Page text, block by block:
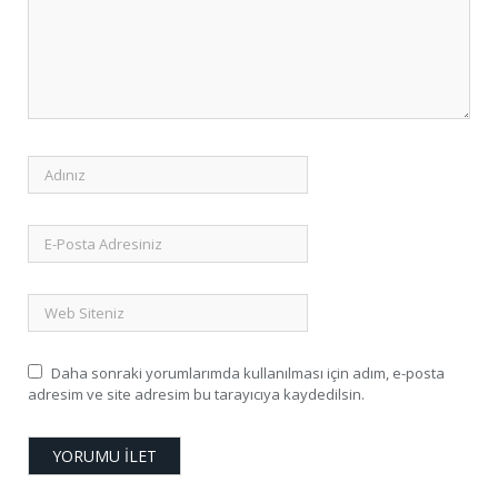
Daha sonraki yorumlarımda kullanılması için adım, e-posta
adresim ve site adresim bu tarayıcıya kaydedilsin.